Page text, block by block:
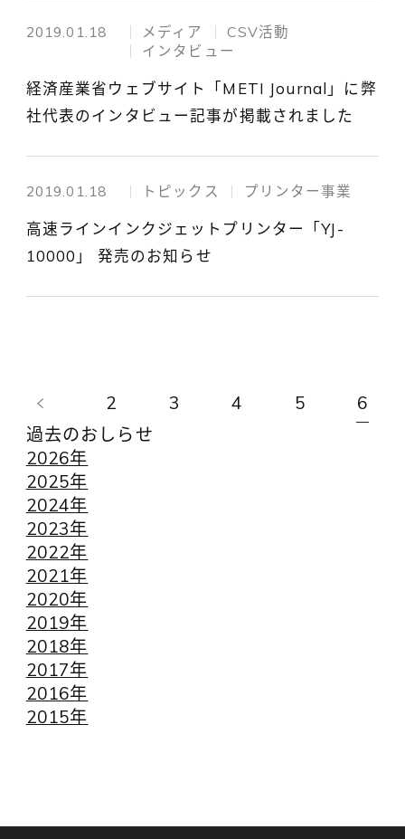
2019.01.18 メディア
CSV活動
インタビュー
経済産業省ウェブサイト「METI Journal」に弊
社代表のインタビュー記事が掲載されました
2019.01.18 トピックス プリンター事業
高速ラインインクジェットプリンター「YJ-
10000」 発売のお知らせ
2 3 4 5
6
過去のおしらせ
2026年
2025年
2024年
2023年
2022年
2021年
2020年
2019年
2018年
2017年
2016年
2015年